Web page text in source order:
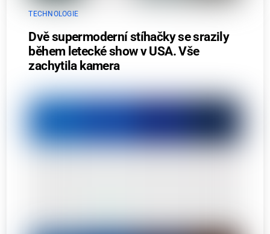
TECHNOLOGIE
Dvě supermoderní stíhačky se srazily
během letecké show v USA. Vše
zachytila kamera